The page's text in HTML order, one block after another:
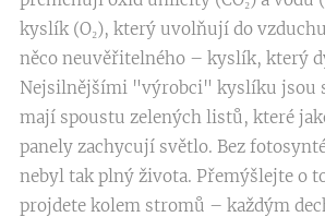
kyslík (O₂), který uvolňují do
něco neuvěřitelného – kyslík, který
Nejsilnějšími "výrobci" kyslíku jsou
mají spoustu zelených listů, které
panely zachycují světlo. Bez
nebyl tak plný života. Přemýšlejte o
projdete kolem stromů – každým